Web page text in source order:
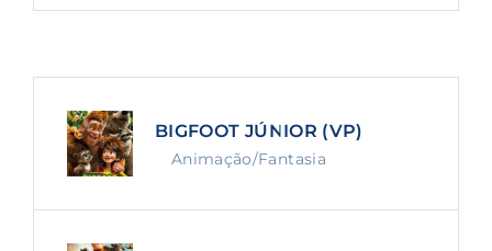
BIGFOOT JÚNIOR (VP)
Animação/Fantasia
conditionsand ourprivacy policy.